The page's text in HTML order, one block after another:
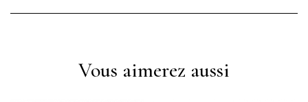
Vous aimerez aussi